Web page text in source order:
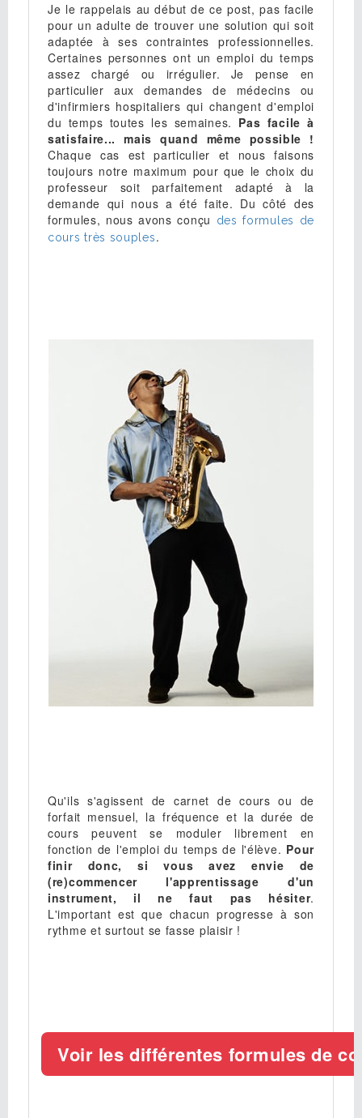
Je le rappelais au début de ce post, pas facile
pour un adulte de trouver une solution qui soit
adaptée à ses contraintes professionnelles.
Certaines personnes ont un emploi du temps
assez chargé ou irrégulier. Je pense en
particulier aux demandes de médecins ou
d'infirmiers hospitaliers qui changent d'emploi
du temps toutes les semaines. Pas facile à
satisfaire... mais quand même possible !
Chaque cas est particulier et nous faisons
toujours notre maximum pour que le choix du
professeur soit parfaitement adapté à la
demande qui nous a été faite. Du côté des
formules, nous avons conçu
des formules de
cours très souples.
Qu'ils s'agissent de carnet de cours ou de
forfait mensuel, la fréquence et la durée de
cours peuvent se moduler librement en
fonction de l'emploi du temps de l'élève. Pour
finir donc, si vous avez envie de
(re)commencer l'apprentissage d'un
instrument, il ne faut pas hésiter.
L'important est que chacun progresse à son
rythme et surtout se fasse plaisir !